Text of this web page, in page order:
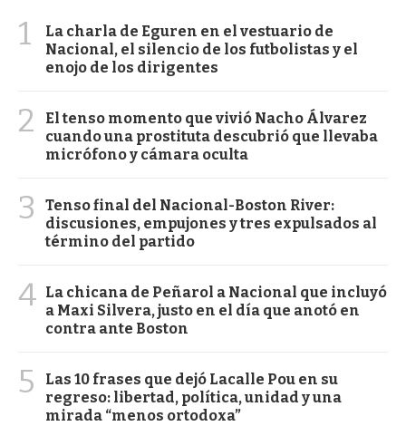
1
La charla de Eguren en el vestuario de
Nacional, el silencio de los futbolistas y el
enojo de los dirigentes
2
El tenso momento que vivió Nacho Álvarez
cuando una prostituta descubrió que llevaba
micrófono y cámara oculta
3
Tenso final del Nacional-Boston River:
discusiones, empujones y tres expulsados al
término del partido
4 La chicana de Peñarol a Nacional que incluyó
a Maxi Silvera, justo en el día que anotó en
contra ante Boston
5
Las 10 frases que dejó Lacalle Pou en su
regreso: libertad, política, unidad y una
mirada “menos ortodoxa”